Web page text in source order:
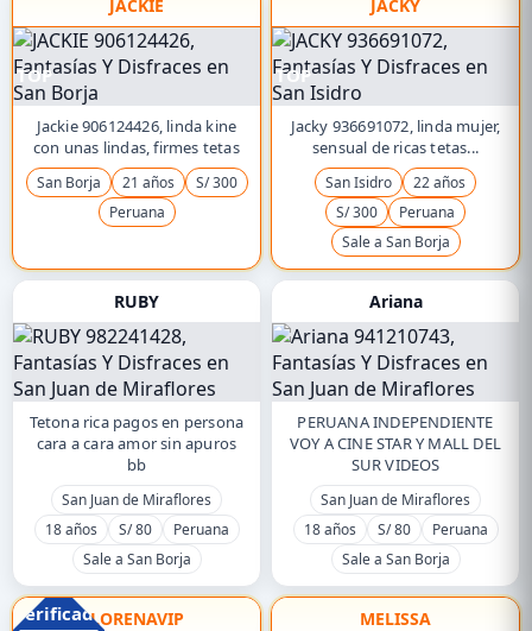
JACKIE
TOP
Jackie 906124426, linda kine
con unas lindas, firmes tetas
San Borja 21 años
S/ 300
Peruana
JACKY
TOP
Jacky 936691072, linda mujer,
sensual de ricas tetas...
San Isidro
22 años
S/ 300
Peruana
Sale a San Borja
RUBY
Tetona rica pagos en persona
cara a cara amor sin apuros
bb
San Juan de Miraflores
18 años
S/ 80
Peruana
Sale a San Borja
Ariana
PERUANA INDEPENDIENTE
VOY A CINE STAR Y MALL DEL
SUR VIDEOS
San Juan de Miraflores
18 años
S/ 80
Peruana
Sale a San Borja
VerificadoLORENAVIP MELISSA